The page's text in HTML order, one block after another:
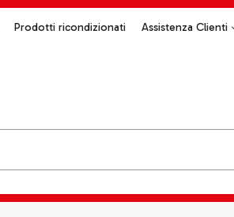
Prodotti ricondizionati Assistenza Clienti